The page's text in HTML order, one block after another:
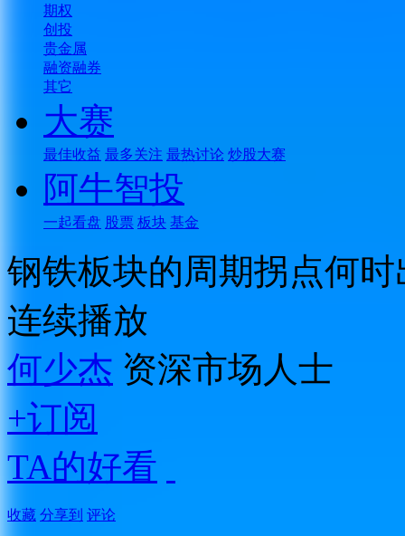
期权
创投
贵金属
融资融券
其它
大赛
最佳收益 最多关注 最热讨论 炒股大赛
阿牛智投
一起看盘 股票 板块 基金
钢铁板块的周期拐点何时
连续播放
何少杰 资深市场人士
+订阅
TA的好看
收藏 分享到 评论